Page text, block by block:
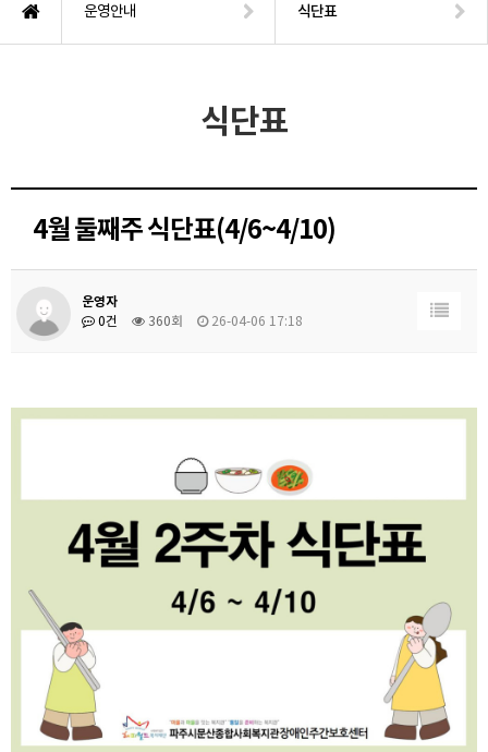
운영안내 식단표
식단표
4월 둘째주 식단표(4/6~4/10)
운영자
0건
360회 26-04-06 17:18